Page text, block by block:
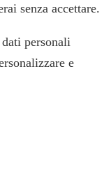
senza accettare.
personali
e